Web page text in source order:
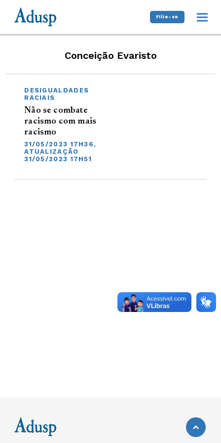
Filie-se
Conceição Evaristo
DESIGUALDADES
RACIAIS
Não se combate
racismo com mais
racismo
31/05/2023 17H36,
ATUALIZAÇÃO
31/05/2023 17H51